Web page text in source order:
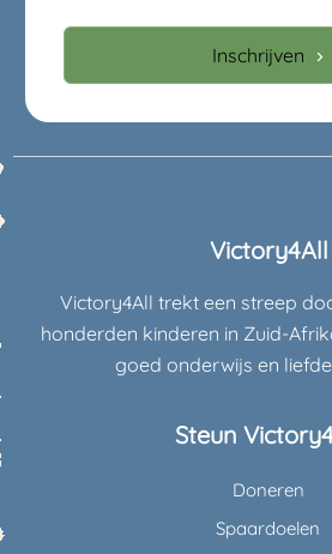
Inschrijven
Victory4All
Victory4All trekt een streep
honderden kinderen in Zuid-
goed onderwijs en
Steun
Doneren
Spaardoelen